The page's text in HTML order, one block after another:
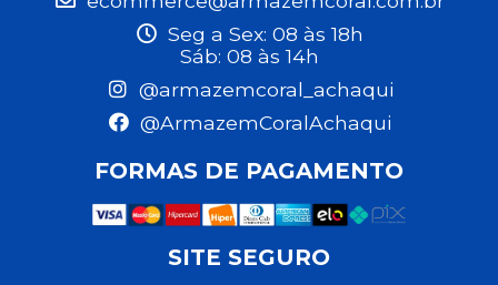
Seg a Sex: 08 às 18h
Sáb: 08 às 14h
@armazemcoral_achaqui
@ArmazemCoralAchaqui
FORMAS DE PAGAMENTO
SITE SEGURO